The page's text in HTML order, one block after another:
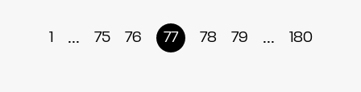
1 ... 75 76 77 78 79 ... 180